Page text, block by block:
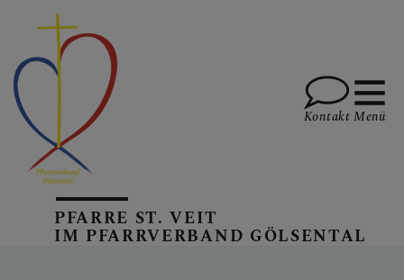
AKTUELLES
PFARRE ST. VEIT
IM PFARRVERBAND GÖLSENTAL
Kontakt Menü